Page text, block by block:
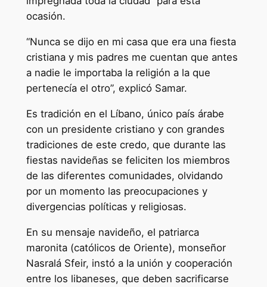
ocasión.
“Nunca se dijo en mi casa que era una fiesta
cristiana y mis padres me cuentan que antes
a nadie le importaba la religión a la que
pertenecía el otro”, explicó Samar.
Es tradición en el Líbano, único país árabe
con un presidente cristiano y con grandes
tradiciones de este credo, que durante las
fiestas navideñas se feliciten los miembros
de las diferentes comunidades, olvidando
por un momento las preocupaciones y
divergencias políticas y religiosas.
En su mensaje navideño, el patriarca
maronita (católicos de Oriente), monseñor
Nasralá Sfeir, instó a la unión y cooperación
entre los libaneses, que deben sacrificarse